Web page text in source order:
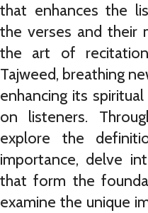
that enhances the
the verses and their
the art of
Tajweed, breathing
enhancing its
on listeners.
explore the
importance, delve
that form the
examine the unique